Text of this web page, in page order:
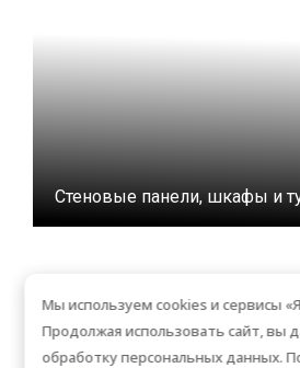
Стеновые панели, шкафы и
Мы используем cookies и сервисы
Продолжая использовать сайт, вы
обработку персональных данных.